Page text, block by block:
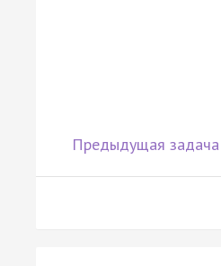
Предыдущая задача